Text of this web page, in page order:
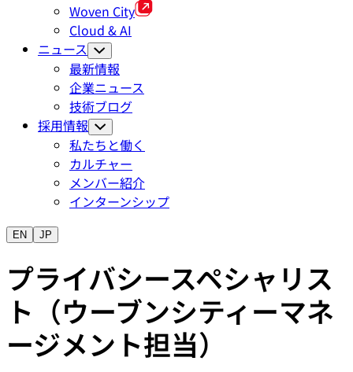
Woven City
Cloud & AI
ニュース
最新情報
企業ニュース
技術ブログ
採用情報
私たちと働く
カルチャー
メンバー紹介
インターンシップ
EN JP
プライバシースペシャリス
ト（ウーブンシティーマネ
ージメント担当）